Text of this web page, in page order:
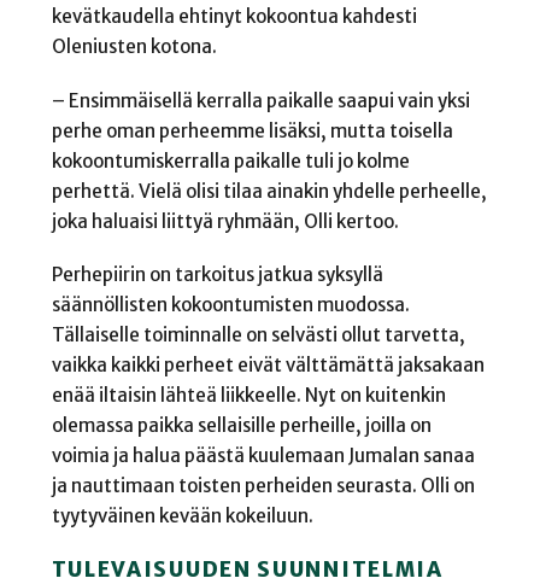
kevätkaudella ehtinyt kokoontua kahdesti
Oleniusten kotona.
– Ensimmäisellä kerralla paikalle saapui vain yksi
perhe oman perheemme lisäksi, mutta toisella
kokoontumiskerralla paikalle tuli jo kolme
perhettä. Vielä olisi tilaa ainakin yhdelle perheelle,
joka haluaisi liittyä ryhmään, Olli kertoo.
Perhepiirin on tarkoitus jatkua syksyllä
säännöllisten kokoontumisten muodossa.
Tällaiselle toiminnalle on selvästi ollut tarvetta,
vaikka kaikki perheet eivät välttämättä jaksakaan
enää iltaisin lähteä liikkeelle. Nyt on kuitenkin
olemassa paikka sellaisille perheille, joilla on
voimia ja halua päästä kuulemaan Jumalan sanaa
ja nauttimaan toisten perheiden seurasta. Olli on
tyytyväinen kevään kokeiluun.
TULEVAISUUDEN SUUNNITELMIA